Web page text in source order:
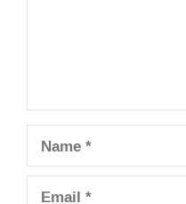
Name
Email